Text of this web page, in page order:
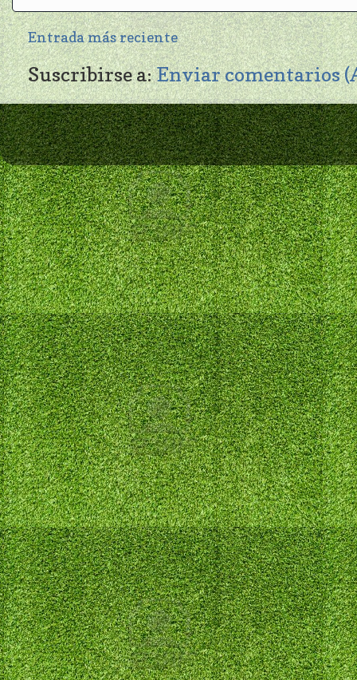
Entrada más reciente
Suscribirse a:Enviar comentarios